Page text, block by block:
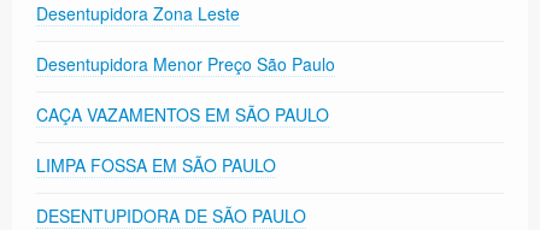
Desentupidora Zona Leste
Desentupidora Menor Preço São Paulo
CAÇA VAZAMENTOS EM SÃO PAULO
LIMPA FOSSA EM SÃO PAULO
DESENTUPIDORA DE SÃO PAULO